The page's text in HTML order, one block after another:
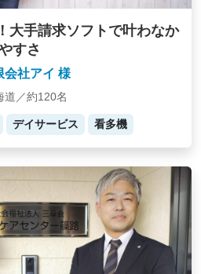
大手請求ソフトで叶わなか
すさ
会社アイ 様
道／約120名
デイサービス 看多機